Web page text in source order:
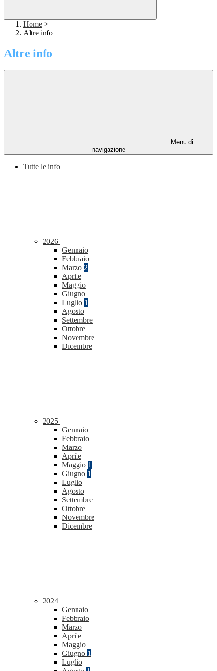
Home >
Altre info
Altre info
Menu di
navigazione
Tutte le info
2026
Gennaio
Febbraio
Marzo 2
Aprile
Maggio
Giugno
Luglio 1
Agosto
Settembre
Ottobre
Novembre
Dicembre
2025
Gennaio
Febbraio
Marzo
Aprile
Maggio 1
Giugno 1
Luglio
Agosto
Settembre
Ottobre
Novembre
Dicembre
2024
Gennaio
Febbraio
Marzo
Aprile
Maggio
Giugno 1
Luglio